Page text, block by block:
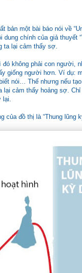
một bài báo nói về
chính của giả thuyết
ta lại cảm thấy sợ.
không phải con người,
giống người hơn. Ví dụ:
nói… Thế nhưng nếu
cảm thấy hoảng sợ.
của đồ thị là “Thung lũng